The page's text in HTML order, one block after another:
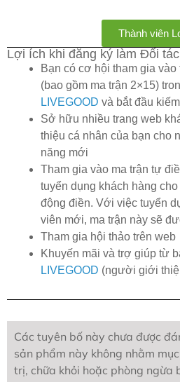
Thành viên
Lợi ích khi đăng ký làm Đối
Bạn có cơ hội tham gia
(bao gồm ma trận 2×15)
LIVEGOOD và bắt đầu
Sở hữu nhiều trang web
thiệu cá nhân của bạn cho
năng mới
Tham gia vào ma trận tự
tuyển dụng khách hàng
động điền. Với việc tuyển
viên mới, ma trận này sẽ
Tham gia hội thảo trên web
Khuyến mãi và trợ giúp từ
LIVEGOOD (người giới
Các tuyên bố này chưa được
sản phẩm này không nhằm
trị, chữa khỏi hoặc phòng ngừa